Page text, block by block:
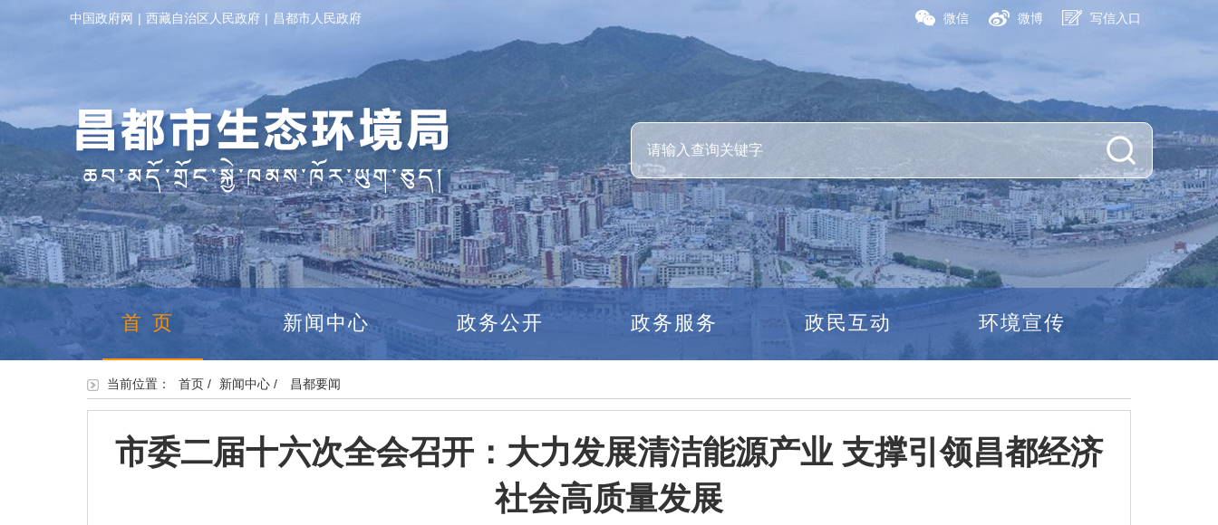
中国政府网 | 西藏自治区人民政府 | 昌都市人民政府 微信 微博 写信入口
首页 新闻中心 政务公开 政务服务 政民互动 环境宣传
当前位置： 首页 / 新闻中心 / 昌都要闻
市委二届十六次全会召开：大力发展清洁能源产业 支撑引领昌都经济
社会高质量发展